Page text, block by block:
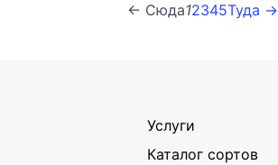
← Сюда12345Туда →
Услуги
Каталог сортов